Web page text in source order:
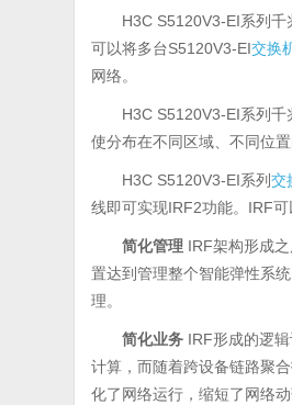
H3C S5120V3-EI系列千
可以将多台S5120V3-EI交换
网络。
H3C S5120V3-EI系列千
使分布在不同区域、不同位
H3C S5120V3-EI系列交
线即可实现IRF2功能。IRF可
简化管理 IRF架构形成
置达到管理整个智能弹性系
理。
简化业务 IRF形成的逻
计算，而随着跨设备链路聚
化了网络运行，缩短了网络动